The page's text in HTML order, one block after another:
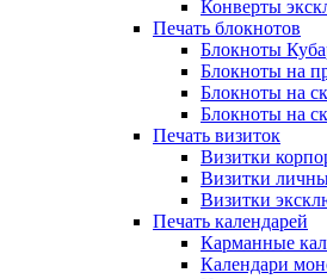
Конверты
Печать блокнотов
Блокноты
Блокноты на
Блокноты на
Блокноты на
Печать визиток
Визитки
Визитки
Визитки
Печать календарей
Карманные
Календари